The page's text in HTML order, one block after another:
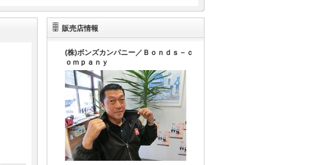
販売店情報
(株)ボンズカンパニー／Ｂｏｎｄｓ－ｃ
ｏｍｐａｎｙ